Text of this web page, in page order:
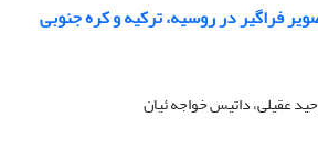
فراگیر در روسیه، ترکیه و کره جنوبی
عقیلی، داتیس خواجه ئیان